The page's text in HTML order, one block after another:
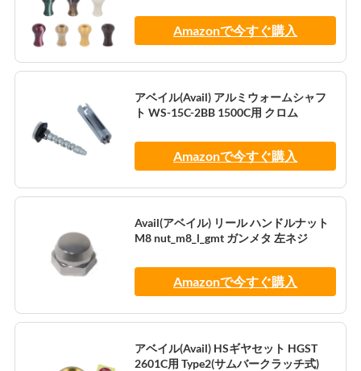
Amazonで今すぐ購入
アベイル(Avail) アルミウォームシャフ
ト WS-15C-2BB 1500C用 クロム
Amazonで今すぐ購入
Avail(アベイル) リール ハンドルナット
M8 nut_m8_l_gmt ガンメタ 左ネジ
Amazonで今すぐ購入
アベイル(Avail) HSギヤセット HGST
2601C用 Type2(サムバークラッチ式)